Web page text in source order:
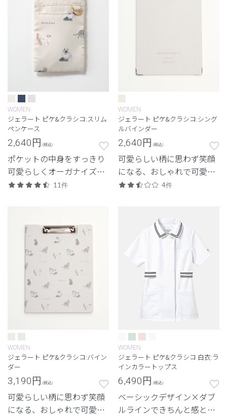
WOMEN
ジェラート ピケ&クラシコ:スリム
ペンケース
2,640円 (税込)
ポケットの中身をすっきり
可愛らしくオーガナイズ。
細身サイズで胸ポケットに
11件
WOMEN
ジェラート ピケ&クラシコ:シング
ルバインダー
2,640円 (税込)
可愛らしい柄に思わず笑顔
になる、おしゃれで可愛ら
しいバインダー。
4件
WOMEN
ジェラート ピケ&クラシコ:バイン
ダー
3,190円 (税込)
可愛らしい柄に思わず笑顔
になる、おしゃれで可愛ら
WOMEN
ジェラート ピケ&クラシコ 白衣:ラ
インカラートップス
6,490円 (税込)
ベーシックデザイン×ダブ
ルラインできちんと感と上